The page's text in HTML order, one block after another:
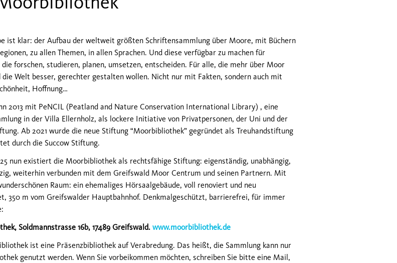
ist klar: der Aufbau der weltweit größten Schriftensammlung über Moore, mit Büchern
zu allen Themen, in allen Sprachen. Und diese verfügbar zu machen für
die forschen, studieren, planen, umsetzen, entscheiden. Für alle, die mehr über Moor
die Welt besser, gerechter gestalten wollen. Nicht nur mit Fakten, sondern auch mit
Hoffnung…
2013 mit PeNCIL (Peatland and Nature Conservation International Library) , eine
in der Villa Ellernholz, als lockere Initiative von Privatpersonen, der Uni und der
Ab 2021 wurde die neue Stiftung “Moorbibliothek” gegründet als Treuhandstiftung
durch die Succow Stiftung.
nun existiert die Moorbibliothek als rechtsfähige Stiftung: eigenständig, unabhängig,
weiterhin verbunden mit dem Greifswald Moor Centrum und seinen Partnern. Mit
Raum: ein ehemaliges Hörsaalgebäude, voll renoviert und neu
350 m vom Greifswalder Hauptbahnhof. Denkmalgeschützt, barrierefrei, für immer
Soldmannstrasse 16b, 17489 Greifswald. www.moorbibliothek.de
ist eine Präsenzbibliothek auf Verabredung. Das heißt, die Sammlung kann nur
genutzt werden. Wenn Sie vorbeikommen möchten, schreiben Sie bitte eine Mail,